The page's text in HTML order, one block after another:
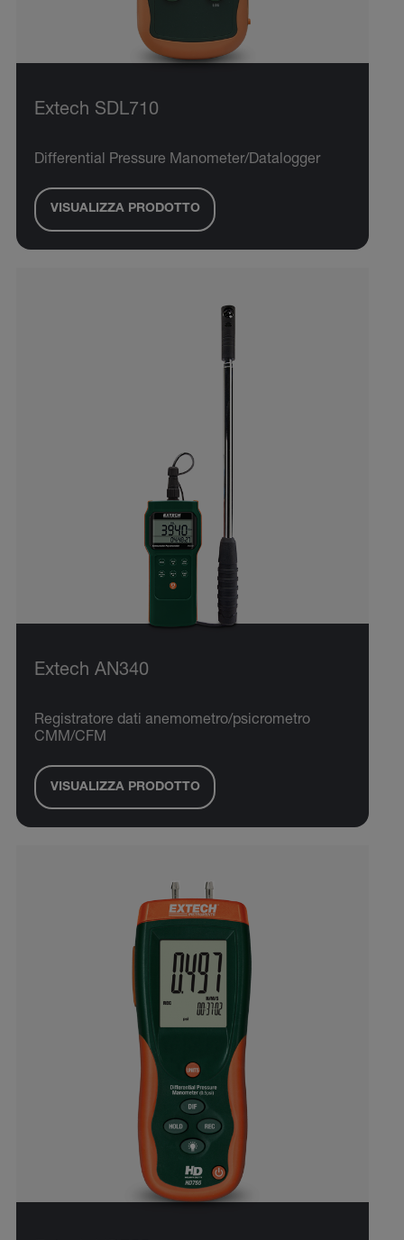
Extech SDL710
Differential Pressure Manometer/Datalogger
VISUALIZZA PRODOTTO
Extech AN340
Registratore dati anemometro/psicrometro
CMM/CFM
VISUALIZZA PRODOTTO